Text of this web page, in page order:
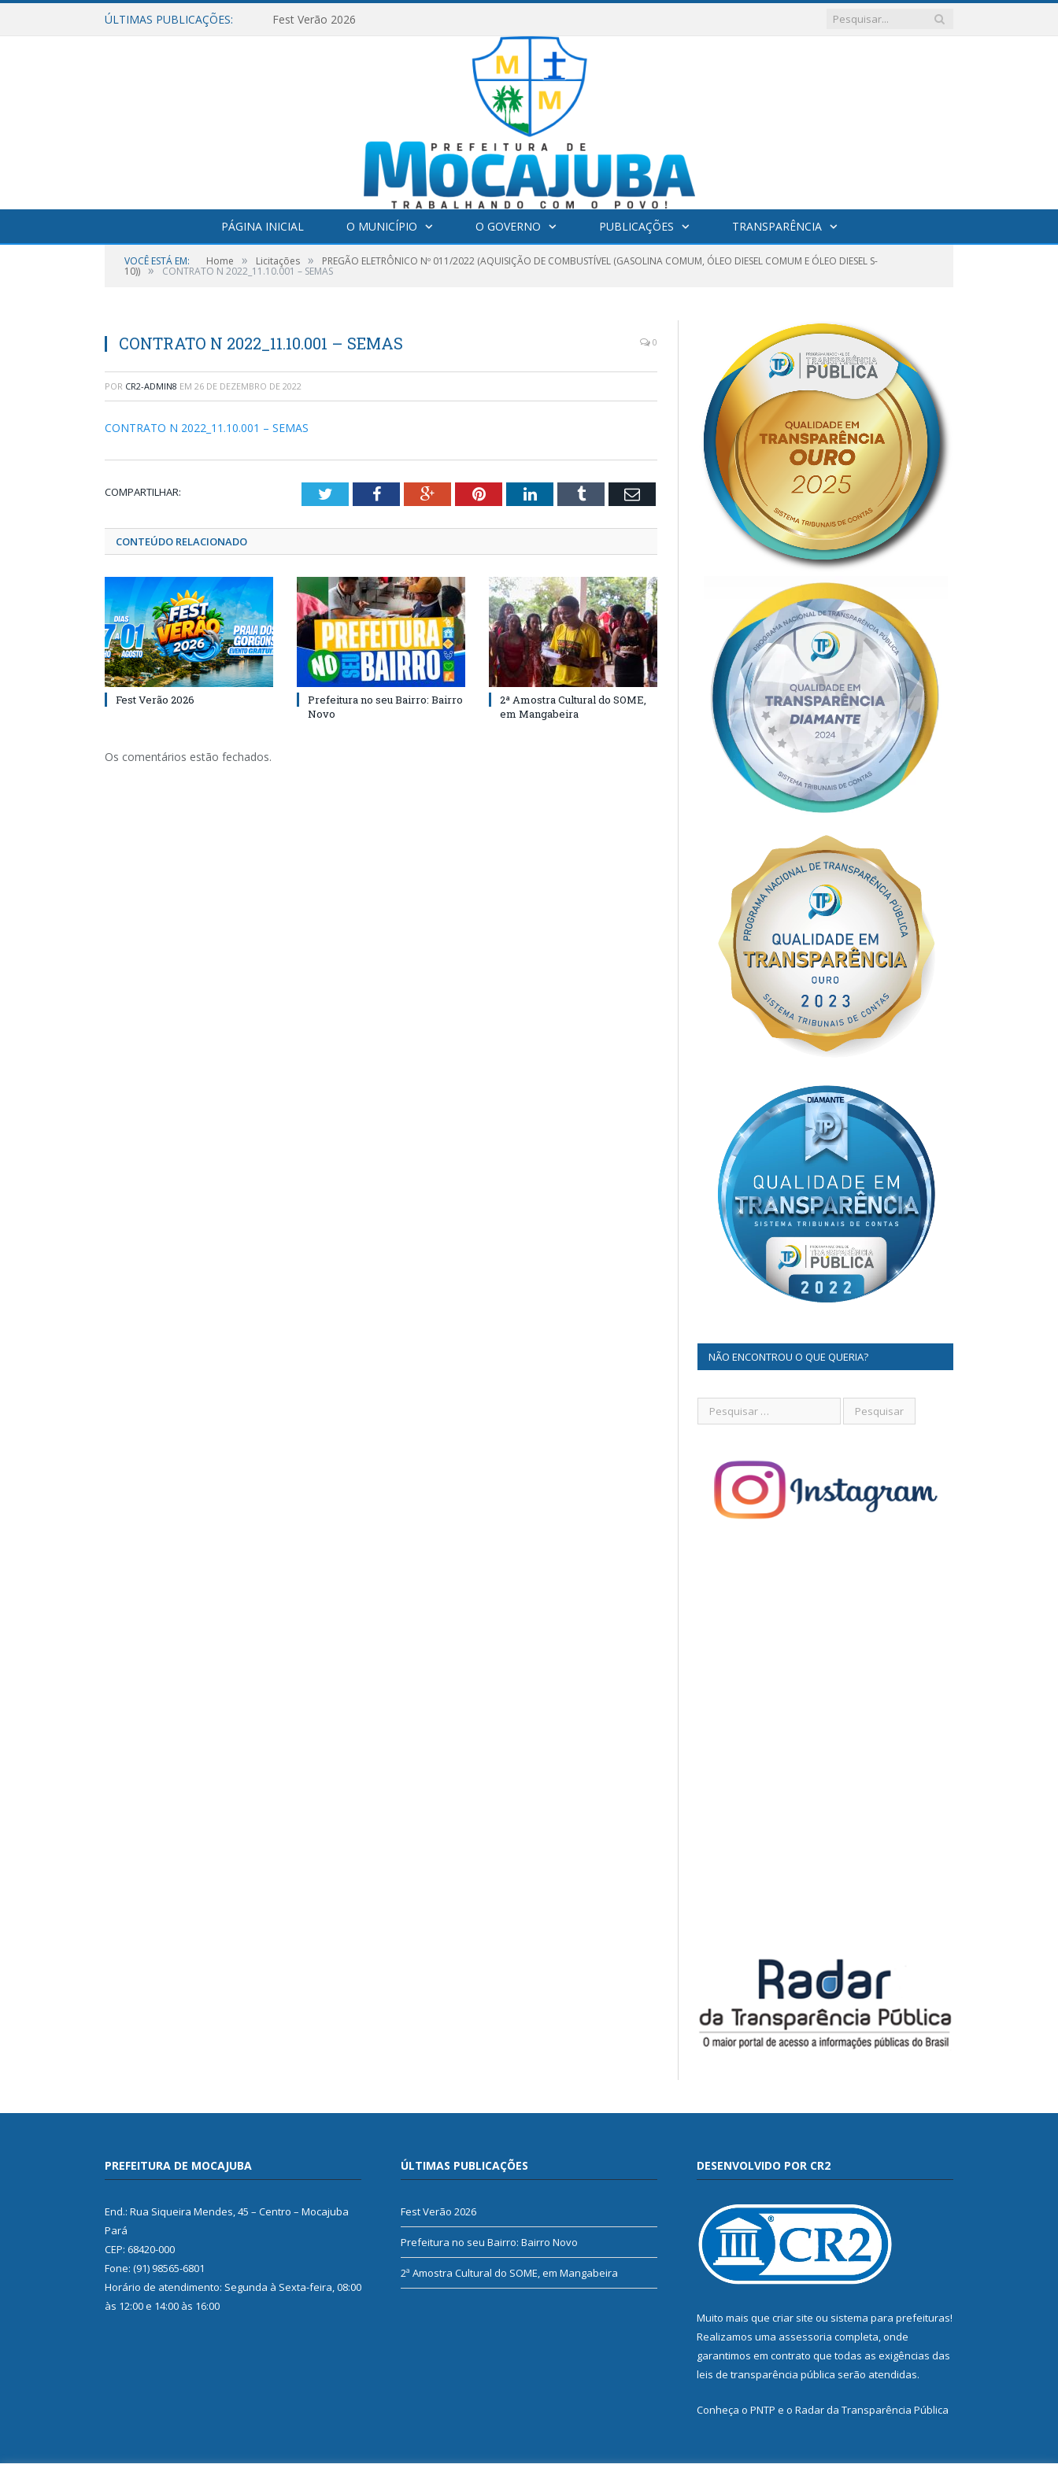
ÚLTIMAS PUBLICAÇÕES: Fest Verão 2026
PÁGINA INICIAL O MUNICÍPIO O GOVERNO PUBLICAÇÕES TRANSPARÊNCIA
VOCÊ ESTÁ EM: Home » Licitações » PREGÃO ELETRÔNICO Nº 011/2022 (AQUISIÇÃO DE COMBUSTÍVEL (GASOLINA COMUM, ÓLEO DIESEL COMUM E ÓLEO DIESEL S-
10)) » CONTRATO N 2022_11.10.001 – SEMAS
CONTRATO N 2022_11.10.001 – SEMAS 0
POR CR2-ADMIN8 EM 26 DE DEZEMBRO DE 2022
CONTRATO N 2022_11.10.001 – SEMAS
COMPARTILHAR: TwitterFacebookGoogle+PinterestLinkedInTumblr Email
CONTEÚDO RELACIONADO
Fest Verão 2026
Prefeitura no seu Bairro: Bairro
Novo
2ª Amostra Cultural do SOME,
em Mangabeira
Os comentários estão fechados.
NÃO ENCONTROU O QUE QUERIA?
PREFEITURA DE MOCAJUBA
End.: Rua Siqueira Mendes, 45 – Centro – Mocajuba
Pará
CEP: 68420-000
Fone: (91) 98565-6801
Horário de atendimento: Segunda à Sexta-feira, 08:00
às 12:00 e 14:00 às 16:00
ÚLTIMAS PUBLICAÇÕES
Fest Verão 2026
Prefeitura no seu Bairro: Bairro Novo
2ª Amostra Cultural do SOME, em Mangabeira
DESENVOLVIDO POR CR2
Muito mais que criar site ou sistema para prefeituras!
Realizamos uma assessoria completa, onde
garantimos em contrato que todas as exigências das
leis de transparência pública serão atendidas.
Conheça o PNTP e o Radar da Transparência Pública